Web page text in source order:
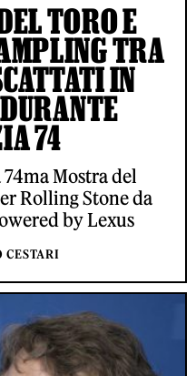
TORO E
TRA
IN
74
Mostra del
Rolling Stone da
by Lexus
CESTARI